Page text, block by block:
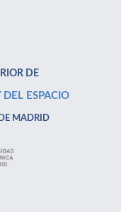
DE
DEL ESPACIO
MADRID